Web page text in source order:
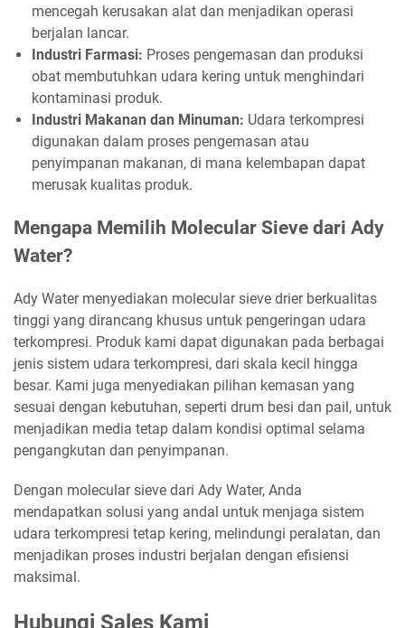
mencegah kerusakan alat dan menjadikan operasi
berjalan lancar.
Industri Farmasi: Proses pengemasan dan produksi
obat membutuhkan udara kering untuk menghindari
kontaminasi produk.
Industri Makanan dan Minuman: Udara terkompresi
digunakan dalam proses pengemasan atau
penyimpanan makanan, di mana kelembapan dapat
merusak kualitas produk.
Mengapa Memilih Molecular Sieve dari Ady
Water?
Ady Water menyediakan molecular sieve drier berkualitas
tinggi yang dirancang khusus untuk pengeringan udara
terkompresi. Produk kami dapat digunakan pada berbagai
jenis sistem udara terkompresi, dari skala kecil hingga
besar. Kami juga menyediakan pilihan kemasan yang
sesuai dengan kebutuhan, seperti drum besi dan pail, untuk
menjadikan media tetap dalam kondisi optimal selama
pengangkutan dan penyimpanan.
Dengan molecular sieve dari Ady Water, Anda
mendapatkan solusi yang andal untuk menjaga sistem
udara terkompresi tetap kering, melindungi peralatan, dan
menjadikan proses industri berjalan dengan efisiensi
maksimal.
Hubungi Sales Kami